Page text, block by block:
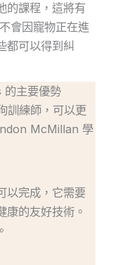
的課程，這將有
會因寵物正在進
都可以得到糾
主要優勢
訓練師，可以更
McMillan 學
以完成，它需要
康的友好技術。